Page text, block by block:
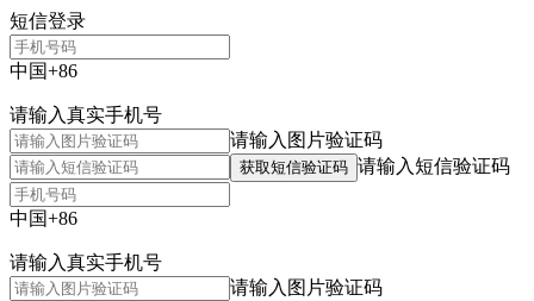
短信登录
中国+86
请输入真实手机号
请输入图片验证码
获取短信验证码 请输入短信验证码
中国+86
请输入真实手机号
请输入图片验证码